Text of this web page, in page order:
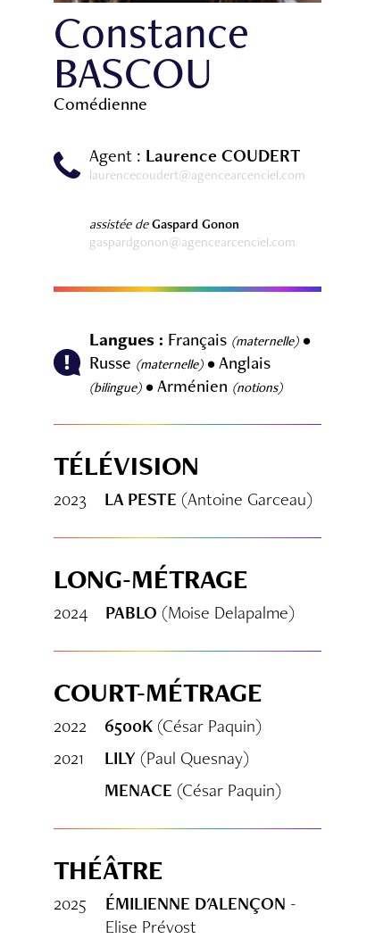
Constance
BASCOU
Comédienne
Agent : Laurence COUDERT
laurencecoudert@agencearcenciel.com
assistée deGaspard Gonon
gaspardgonon@agencearcenciel.com
Langues : Français (maternelle)•
Russe (maternelle)• Anglais
(bilingue)• Arménien (notions)
TÉLÉVISION
2023 LA PESTE (Antoine Garceau)
LONG-MÉTRAGE
2024 PABLO (Moise Delapalme)
COURT-MÉTRAGE
2022 6500K (César Paquin)
2021
LILY (Paul Quesnay)
MENACE (César Paquin)
THÉÂTRE
2025 ÉMILIENNE D'ALENÇON -
Elise Prévost